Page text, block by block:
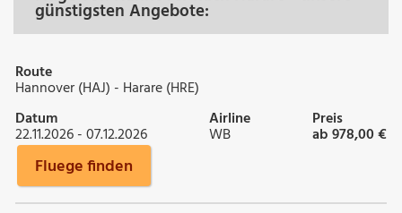
günstigsten Angebote:
Route
Hannover (HAJ) - Harare (HRE)
Datum
22.11.2026 - 07.12.2026
Airline
WB
Preis
ab 978,00 €
Fluege finden